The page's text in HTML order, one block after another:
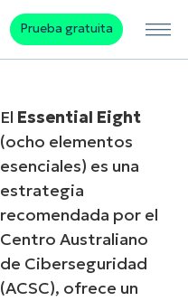
Prueba gratuita
El Essential Eight
(ocho elementos
esenciales) es una
estrategia
recomendada por el
Centro Australiano
de Ciberseguridad
(ACSC), ofrece un